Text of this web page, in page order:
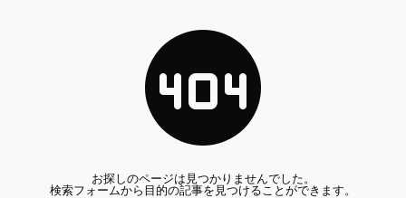
お探しのページは見つかりませんでした。
検索フォームから目的の記事を見つけることができます。